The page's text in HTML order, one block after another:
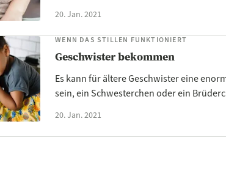
20. Jan. 2021
WENN DAS STILLEN FUNKTIONIERT
Geschwister bekommen
Es kann für ältere Geschwister eine
sein, ein Schwesterchen oder ein
20. Jan. 2021